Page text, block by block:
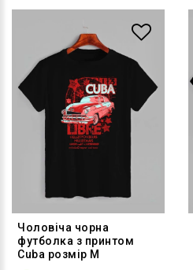
Чоловіча чорна
футболка з принтом
Cuba розмір M